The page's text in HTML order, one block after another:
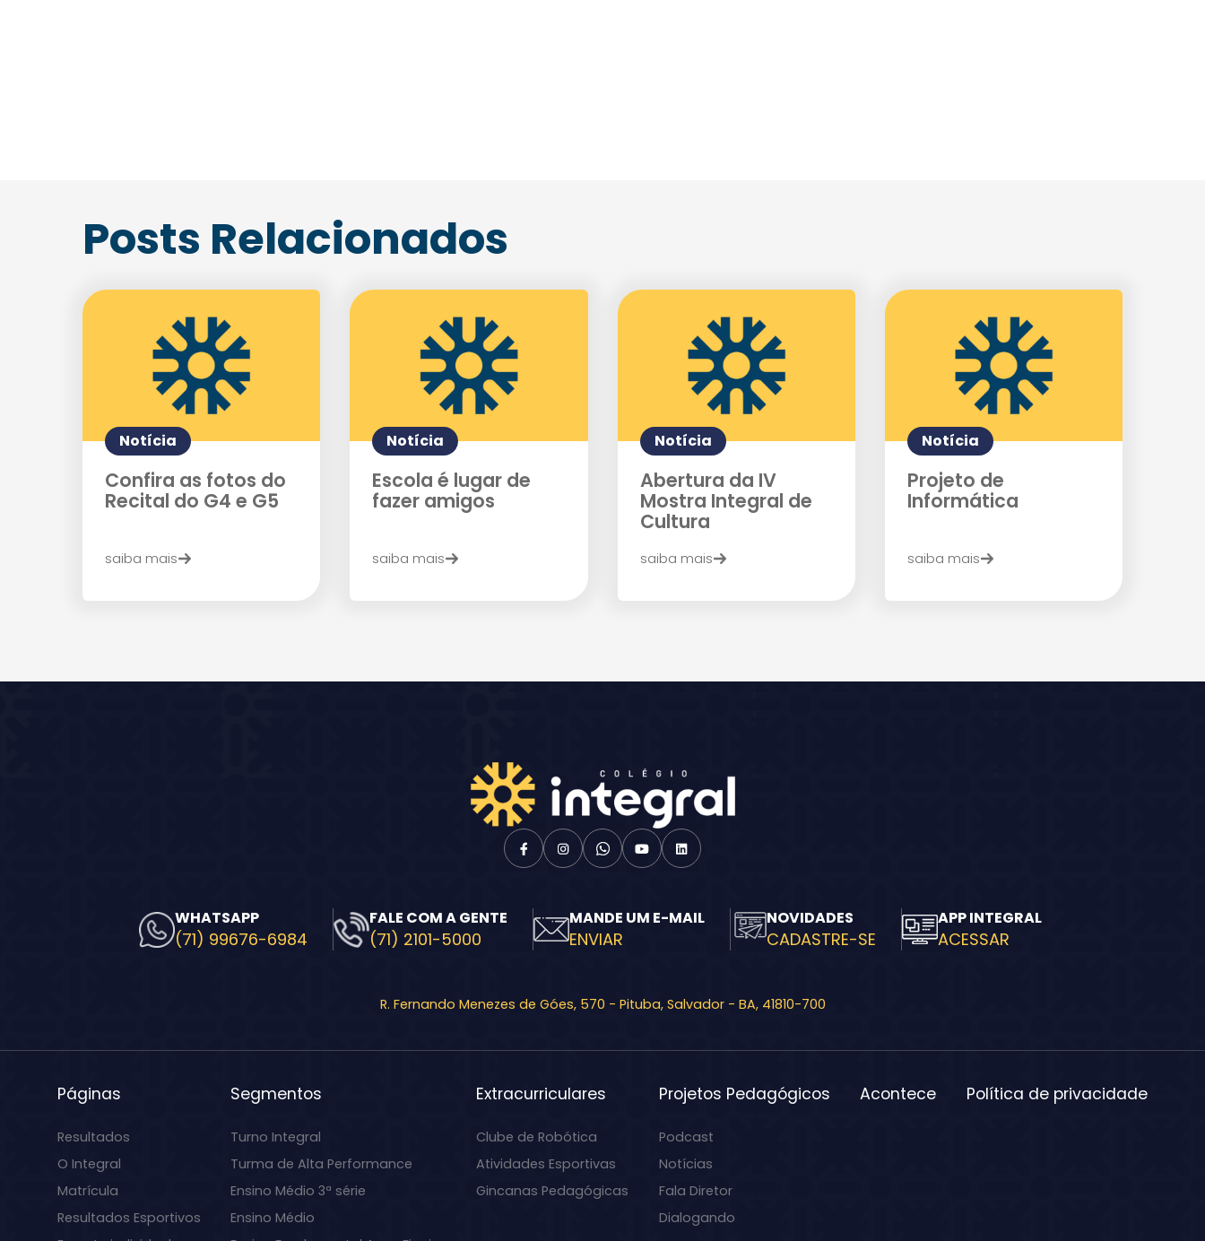
Posts Relacionados
Notícia
Confira as fotos do
Recital do G4 e G5
saiba mais
Notícia
Escola é lugar de
fazer amigos
saiba mais
Notícia
Abertura da IV
Mostra Integral de
Cultura
saiba mais
Notícia
Projeto de
Informática
saiba mais
WHATSAPP
(71) 99676-6984
FALE COM A GENTE
(71) 2101-5000
MANDE UM E-MAIL
ENVIAR
NOVIDADES
CADASTRE-SE
APP INTEGRAL
ACESSAR
R. Fernando Menezes de Góes, 570 - Pituba, Salvador - BA, 41810-700
Páginas
Resultados
O Integral
Matrícula
Resultados Esportivos
Segmentos
Turno Integral
Turma de Alta Performance
Ensino Médio 3ª série
Ensino Médio
Extracurriculares
Clube de Robótica
Atividades Esportivas
Gincanas Pedagógicas
Projetos Pedagógicos
Podcast
Notícias
Fala Diretor
Dialogando
Acontece Política de privacidade
Agende uma visita